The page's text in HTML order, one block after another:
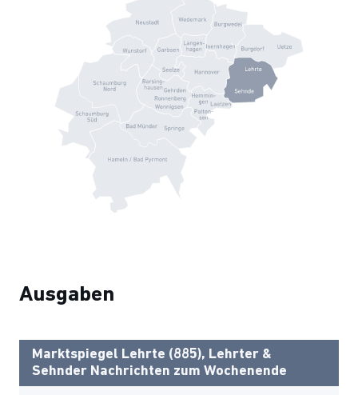
Ausgaben
Marktspiegel Lehrte (885), Lehrter &
Sehnder Nachrichten zum Wochenende